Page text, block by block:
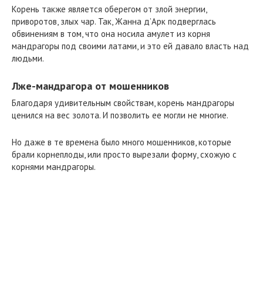
Корень также является оберегом от злой энергии,
приворотов, злых чар. Так, Жанна д’Арк подверглась
обвинениям в том, что она носила амулет из корня
мандрагоры под своими латами, и это ей давало власть над
людьми.
Лже-мандрагора от мошенников
Благодаря удивительным свойствам, корень мандрагоры
ценился на вес золота. И позволить ее могли не многие.
Но даже в те времена было много мошенников, которые
брали корнеплоды, или просто вырезали форму, схожую с
корнями мандрагоры.